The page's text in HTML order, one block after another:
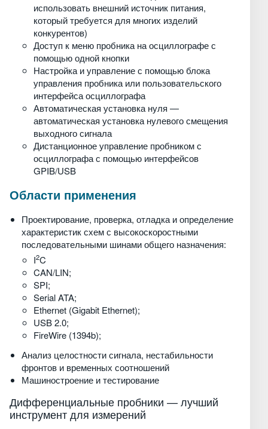
использовать внешний источник питания,
который требуется для многих изделий
конкурентов)
Доступ к меню пробника на осциллографе с
помощью одной кнопки
Настройка и управление с помощью блока
управления пробника или пользовательского
интерфейса осциллографа
Автоматическая установка нуля —
автоматическая установка нулевого смещения
выходного сигнала
Дистанционное управление пробником с
осциллографа с помощью интерфейсов
GPIB/USB
Области применения
Проектирование, проверка, отладка и определение
характеристик схем с высокоскоростными
последовательными шинами общего назначения:
I2C
CAN/LIN;
SPI;
Serial ATA;
Ethernet (Gigabit Ethernet);
USB 2.0;
FireWire (1394b);
Анализ целостности сигнала, нестабильности
фронтов и временных соотношений
Машиностроение и тестирование
Дифференциальные пробники — лучший
инструмент для измерений